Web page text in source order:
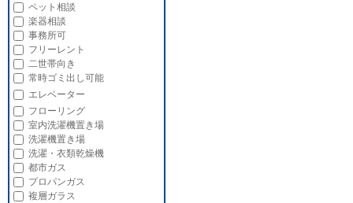
ペット相談
楽器相談
事務所可
フリーレント
二世帯向き
常時ゴミ出し可能
エレベーター
フローリング
室内洗濯機置き場
洗濯機置き場
洗濯・衣類乾燥機
都市ガス
プロパンガス
複層ガラス